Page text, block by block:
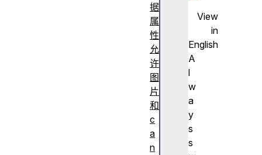
View
in
English
A
l
w
a
y
s
s
据
属
性
允
许
图
片
和
c
a
n